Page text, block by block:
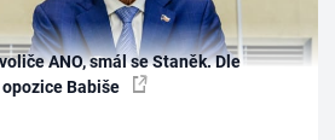
ANO, smál se Staněk. Dle
Babiše